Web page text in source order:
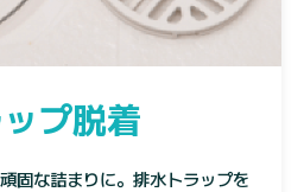
プ脱着
固な詰まりに。排水トラップを